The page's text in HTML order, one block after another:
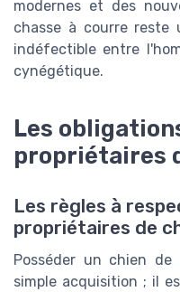
modernes et des
chasse à courre
indéfectible entre
cynégétique.
Les
propriétaires
Les règles à
propriétaires de
Posséder un chien
simple acquisition ; il